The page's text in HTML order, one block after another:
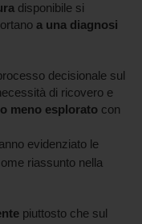
disponibile si
a una diagnosi
decisionale sul
di ricovero e
meno esplorato con
evidenziato le
riassunto nella
piuttosto che sul